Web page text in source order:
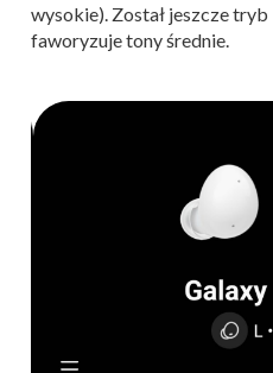
wysokie). Został jeszcze tryb
faworyzuje tony średnie.